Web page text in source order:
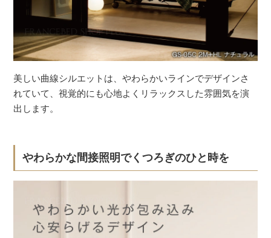
美しい曲線シルエットは、やわらかいラインでデザインさ
れていて、視覚的にも心地よくリラックスした雰囲気を演
出します。
やわらかな間接照明でくつろぎのひと時を